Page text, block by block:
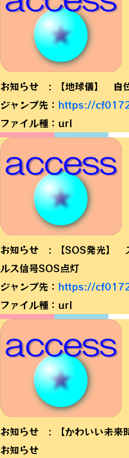
お知らせ : 【地球儀】 自
ジャンプ先： https://
ファイル種：url
お知らせ : 【SOS発光】
ルス信号SOS点灯
ジャンプ先： https://
ファイル種：url
お知らせ : 【かわいい未来
お知らせ